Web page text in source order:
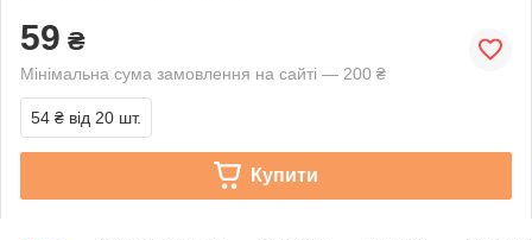
59 ₴
Мінімальна сума замовлення на сайті — 200 ₴
54 ₴ від 20 шт.
Купити